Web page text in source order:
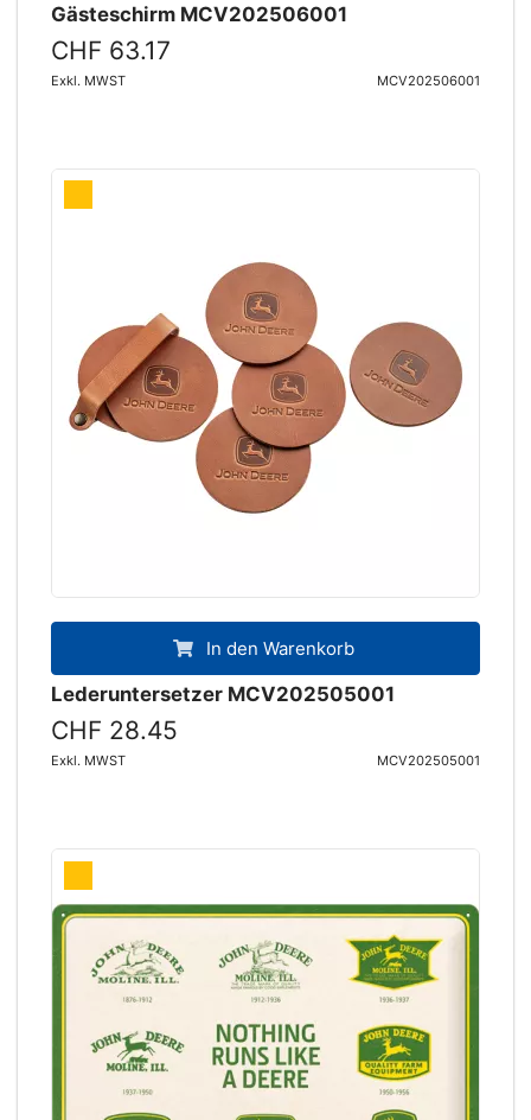
Gästeschirm MCV202506001
CHF 63.17
Exkl. MWST MCV202506001
In den Warenkorb
Lederuntersetzer MCV202505001
CHF 28.45
Exkl. MWST MCV202505001